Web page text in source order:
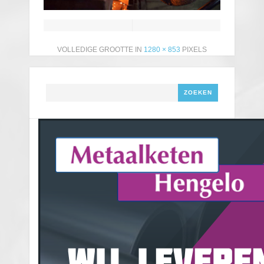
VOLLEDIGE GROOTTE IN 1280 × 853 PIXELS